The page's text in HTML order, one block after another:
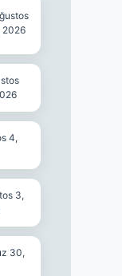
2026
4,
3,
30,